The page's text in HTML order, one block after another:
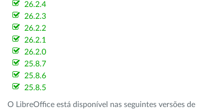
26.2.4
26.2.3
26.2.2
26.2.1
26.2.0
25.8.7
25.8.6
25.8.5
O LibreOffice está disponível nas seguintes versões de